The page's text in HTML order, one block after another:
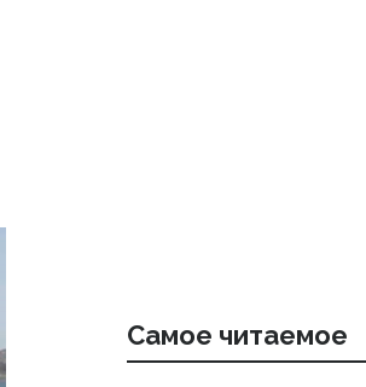
Самое читаемое